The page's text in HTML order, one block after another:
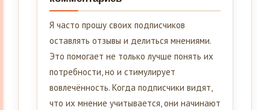
Я часто прошу своих подписчиков
оставлять отзывы и делиться мнениями.
Это помогает не только лучше понять их
потребности, но и стимулирует
вовлечённость. Когда подписчики видят,
что их мнение учитывается, они начинают